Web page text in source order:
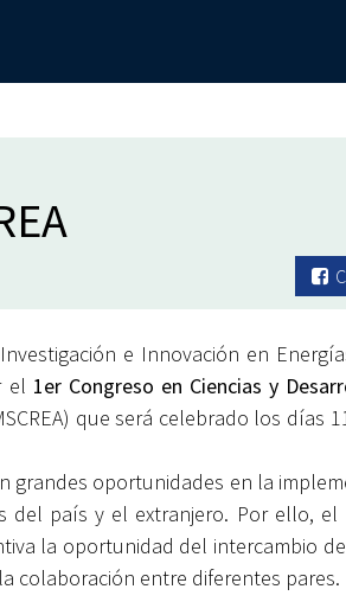
e Innovación en
el 1er Congreso en Ciencias y
que será celebrado los días
grandes oportunidades en la
del país y el extranjero. Por ello,
la oportunidad del intercambio
colaboración entre diferentes pares.